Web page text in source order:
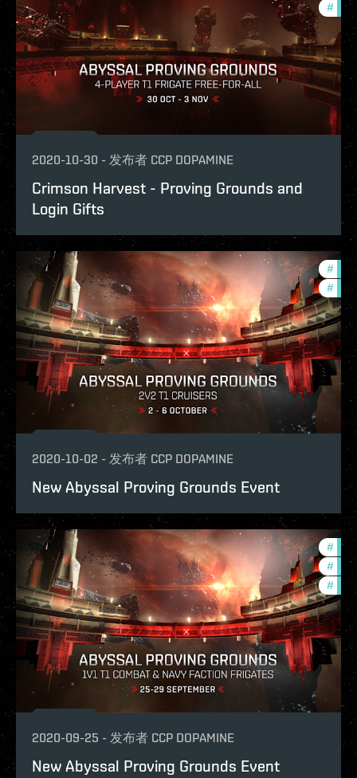
#
2020-10-30 - 发布者 CCP DOPAMINE
Crimson Harvest - Proving Grounds and
Login Gifts
#
# pvp
2020-10-02 - 发布者 CCP DOPAMINE
New Abyssal Proving Grounds Event
# pvp
# in-
#
2020-09-25 - 发布者 CCP DOPAMINE
New Abyssal Proving Grounds Event